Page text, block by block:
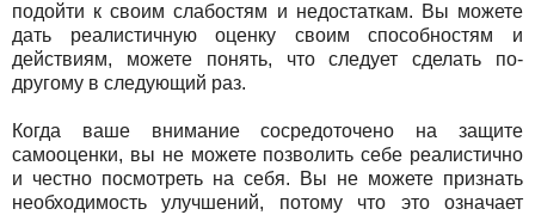
подойти к своим слабостям и недостаткам. Вы можете
дать реалистичную оценку своим способностям и
действиям, можете понять, что следует сделать по-
другому в следующий раз.
Когда ваше внимание сосредоточено на защите
самооценки, вы не можете позволить себе реалистично
и честно посмотреть на себя. Вы не можете признать
необходимость улучшений, потому что это означает